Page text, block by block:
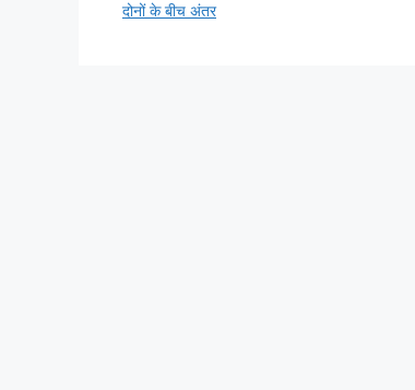
दोनों के बीच अंतर